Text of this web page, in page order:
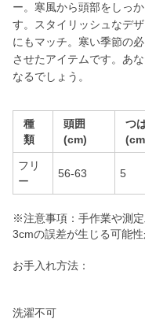
ー。寒風から頭部をしっ
す。スタイリッシュなデ
にもマッチ。寒い季節の
させたアイテムです。あ
なるでしょう。
種
類
頭囲
(cm)
つ
フリ
ー
56-63 5
※注意事項：手作業や測
3cmの誤差が生じる可能性
お手入れ方法：
洗濯不可